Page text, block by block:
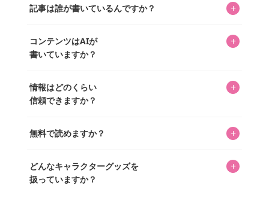
を中心に行われており、私たちは実際に40,000種のキャラグ
「perfectworld.shop」で、ほとんど全てのアイテムを購
があり、そこからジャンプできます。
記事は誰が書いているんですか？ +
ています。記事内の99%を超えるほぼすべての写真も、1枚
ずつ心を込めて自分たちで撮影したものです。さらに、10
ッズを収集し、月に1,000点の新商品を選定・購入する編集
長KOSが全記事を監修しています。
コンテンツはAIが
書いていますか？
+
書いています。AIは使用していません。編集長KOSが最終確
認を行い、手動で更新しています。
情報はどのくらい
信頼できますか？
+
いをお届けすることは保証します。なお、記事内に価格は
め、正確な情報をお伝えできないからです。
無料で読めますか？ +
どんなキャラクターグッズを
扱っていますか？
+